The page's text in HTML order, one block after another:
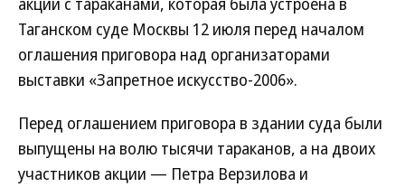
Таганском суде Москвы 12 июля перед началом
оглашения приговора над организаторами
выставки «Запретное искусство-2006».
Перед оглашением приговора в здании суда были
выпущены на волю тысячи тараканов, а на двоих
участников акции — Петра Верзилова и